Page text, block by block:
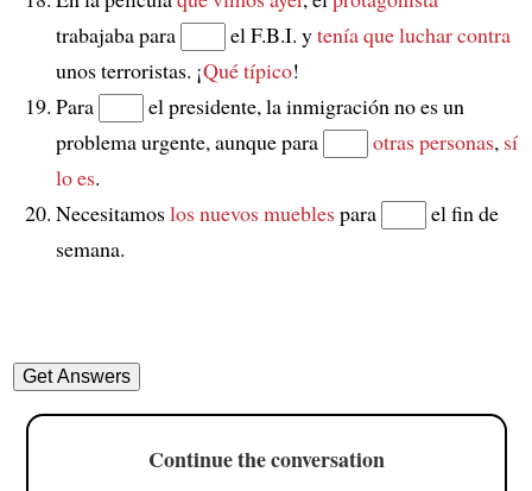
trabajaba para
el F.B.I. ytenía que luchar contra
unos terroristas. ¡Qué típico!
Para
el presidente, la inmigración no es un
problema urgente, aunque para
otras personas, sí
lo es.
Necesitamoslos nuevos mueblespara
el fin de
semana.
Continue the conversation